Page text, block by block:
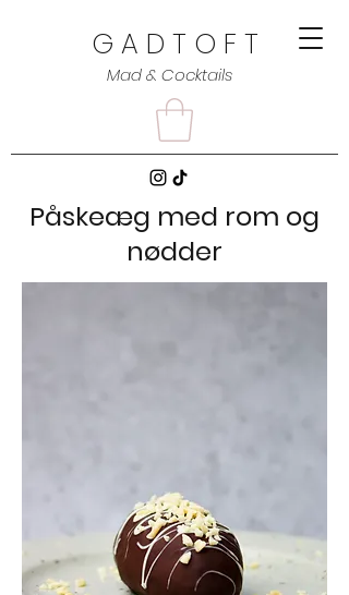
G A D T O F T
Mad & Cocktails
Påskeæg med rom og
nødder